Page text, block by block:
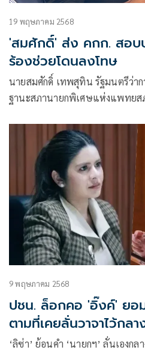
19 พฤษภาคม 2568
'สมศักดิ์' ส่ง คกก. สอบ
ร้องช่วยโดนลงโทษ
นายสมศักดิ์ เทพสุทิน รัฐมนตรีว่าก
ฐานะสภานายกพิเศษแห่งแพทย
9 พฤษภาคม 2568
ปชน. ล็อกคอ 'อิ๊งค์' ยอ
ตามที่เคยลั่นวาจาไว้กลา
‘ลิซ่า’ ย้อนคำ ‘นายกฯ’ ลั่นเองก